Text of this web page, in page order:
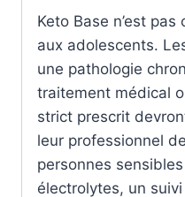
Keto Base n’est
aux adolescents.
une pathologie
traitement médical
strict prescrit
leur professionnel
personnes
électrolytes, un